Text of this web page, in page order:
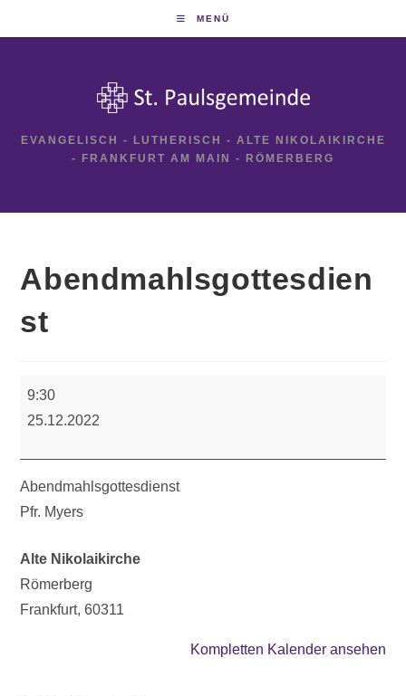
MENÜ
EVANGELISCH - LUTHERISCH - ALTE NIKOLAIKIRCHE
- FRANKFURT AM MAIN - RÖMERBERG
Abendmahlsgottesdien
st
9:30
25.12.2022
Abendmahlsgottesdienst
Pfr. Myers
Alte Nikolaikirche
Römerberg
Frankfurt,60311
Kompletten Kalender ansehen